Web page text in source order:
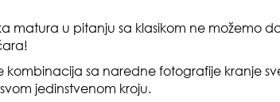
matura u pitanju sa klasikom ne možemo
kombinacija sa naredne fotografije kranje
jedinstvenom kroju.